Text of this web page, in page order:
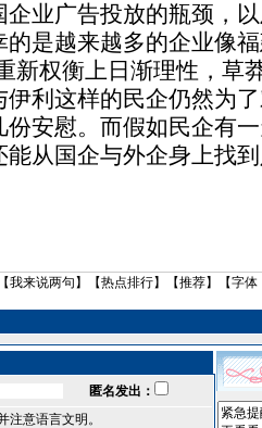
企业广告投放的瓶颈，
的是越来越多的企业像
新权衡上日渐理性，草
伊利这样的民企仍然为
份安慰。而假如民企有
能从国企与外企身上找
我来说两句 】【热点排行】【推荐】【字体
匿名发出：
注意语言文明。